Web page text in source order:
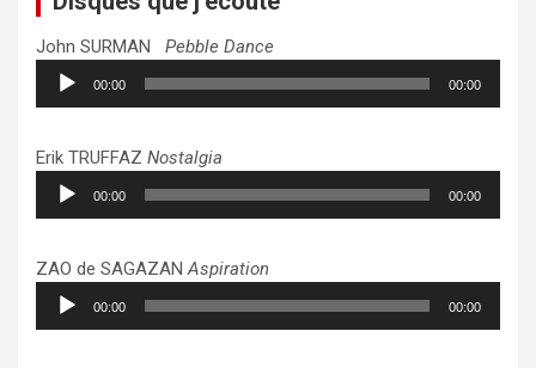
John SURMAN Pebble Dance
Lecteur
audio
00:00 00:00
Erik TRUFFAZ Nostalgia
Lecteur
audio
00:00 00:00
ZAO de SAGAZANAspiration
Lecteur
audio
00:00 00:00